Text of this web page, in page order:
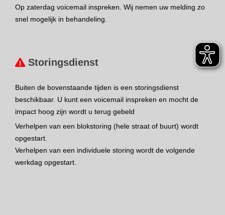
Op zaterdag voicemail inspreken. Wij nemen uw melding zo
snel mogelijk in behandeling.
Storingsdienst
Buiten de bovenstaande tijden is een storingsdienst
beschikbaar. U kunt een voicemail inspreken en mocht de
impact hoog zijn wordt u terug gebeld
Verhelpen van een blokstoring (hele straat of buurt) wordt
opgestart.
Verhelpen van een individuele storing wordt de volgende
werkdag opgestart.